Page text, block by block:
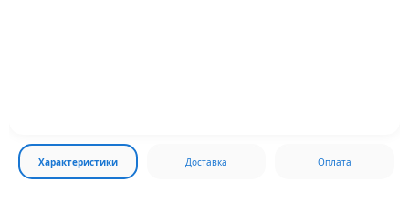
Характеристики Доставка Оплата